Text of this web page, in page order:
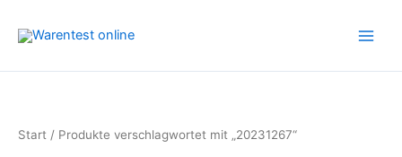
Inhalt
Start / Produkte verschlagwortet mit „20231267“